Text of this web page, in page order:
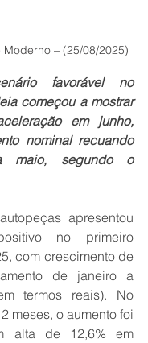
Moderno – (25/08/2025)
favorável no
começou a mostrar
em junho,
nominal recuando
maio, segundo o
apresentou
no primeiro
com crescimento de
de janeiro a
termos reais). No
meses, o aumento foi
alta de 12,6% em